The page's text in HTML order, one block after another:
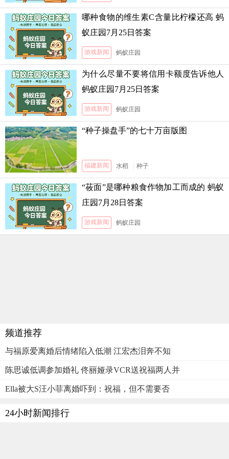
哪种食物的维生素C含量比柠檬还高 蚂
蚁庄园7月25日答案
游戏新闻 蚂蚁庄园
为什么尽量不要将信用卡额度告诉他人
蚂蚁庄园7月25日答案
游戏新闻 蚂蚁庄园
“种子操盘手”的七十万亩版图
福建新闻 水稻 种子
“莜面”是哪种粮食作物加工而成的 蚂蚁
庄园7月28日答案
游戏新闻 蚂蚁庄园
频道推荐
与福原爱离婚后情绪陷入低潮 江宏杰泪奔不知
陈思诚低调参加婚礼 佟丽娅录VCR送祝福两人并
Ella被大S汪小菲离婚吓到：祝福，但不需要否
24小时新闻排行